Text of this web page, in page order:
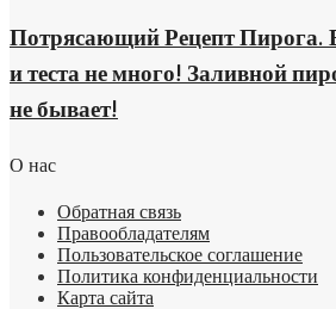
Потрясающий Рецепт Пирога.
и теста не много! Заливной
не бывает!
О нас
Обратная связь
Правообладателям
Пользовательское соглашение
Политика конфиденциальности
Карта сайта